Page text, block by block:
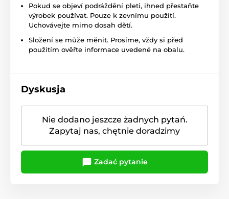
Pokud se objeví podráždění pleti, ihned přestaňte
výrobek používat. Pouze k zevnímu použití.
Uchovávejte mimo dosah dětí.
Složení se může měnit. Prosíme, vždy si před
použitím ověřte informace uvedené na obalu.
Dyskusja
Nie dodano jeszcze żadnych pytań.
Zapytaj nas, chętnie doradzimy
Zadać pytanie